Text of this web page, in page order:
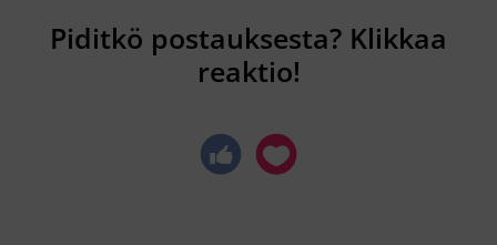
Piditkö postauksesta? Klikkaa
reaktio!